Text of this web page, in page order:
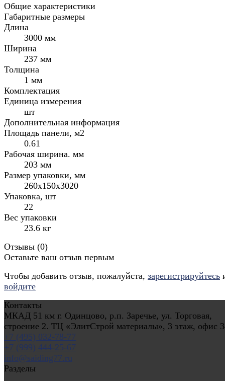
Общие характеристики
Габаритные размеры
Длина
3000 мм
Ширина
237 мм
Толщина
1 мм
Комплектация
Единица измерения
шт
Дополнительная информация
Площадь панели, м2
0.61
Рабочая ширина. мм
203 мм
Размер упаковки, мм
260x150x3020
Упаковка, шт
22
Вес упаковки
23.6 кг
Отзывы (0)
Оставьте ваш отзыв первым
Чтобы добавить отзыв, пожалуйста, зарегистрируйтесь
войдите
Контакты
МКАД 51 км г. Одинцово, р.п. Заречье, ул. Торговая,
строение 2. ТЦ «ЭлитСтрой материалы», 3 этаж, офис
+7 (495) 032-78-77
+7 (999) 444-25-67
info@saiding77.ru
Разделы